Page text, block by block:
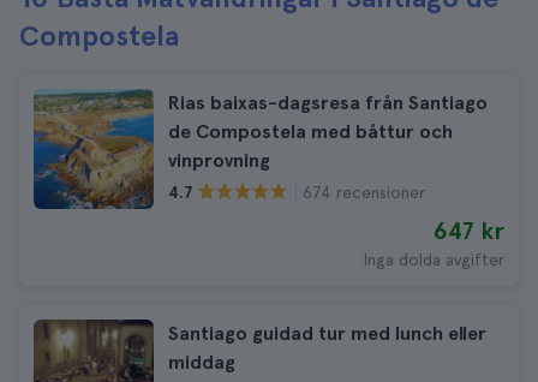
Compostela
Rias baixas-dagsresa från Santiago
de Compostela med båttur och
vinprovning
4.7 674 recensioner
647 kr
Inga dolda avgifter
Santiago guidad tur med lunch eller
middag